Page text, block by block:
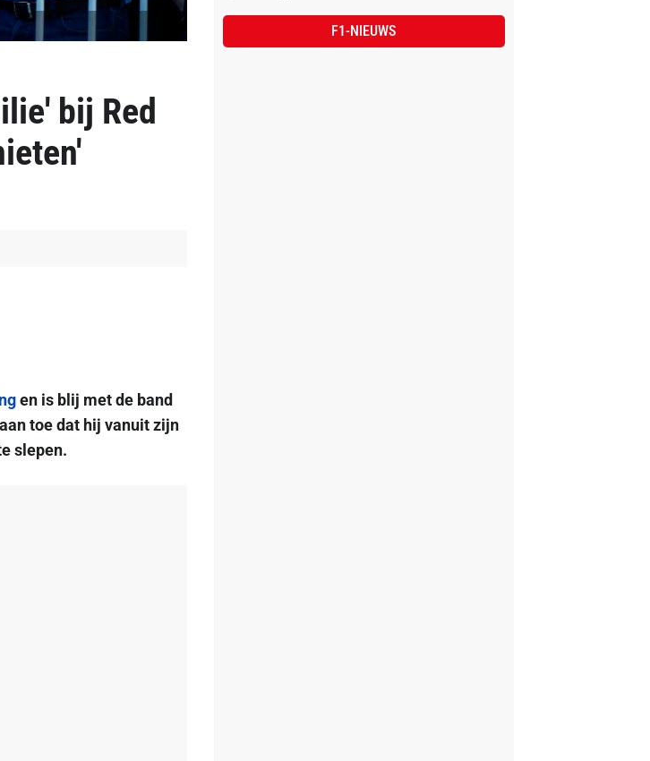
bij Red
en is blij met de band
toe dat hij vanuit zijn
slepen.
F1-NIEUWS